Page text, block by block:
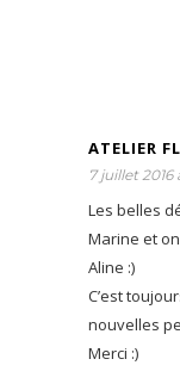
ATELIER
7 juillet 2016
Les belles
Marine et
Aline :)
C’est
nouvelles
Merci :)